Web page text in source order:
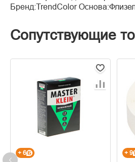
Бренд:TrendColor
Сопутствующие
+ 6 + 9